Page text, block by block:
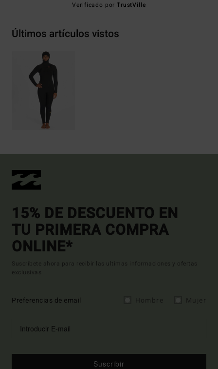
Verificado porTrustVille
Últimos artículos vistos
15% DE DESCUENTO EN
TU PRIMERA COMPRA
ONLINE*
Suscríbete ahora para recibir las ultimas informaciones y ofertas
exclusivas.
Preferencias de email
Suscribir